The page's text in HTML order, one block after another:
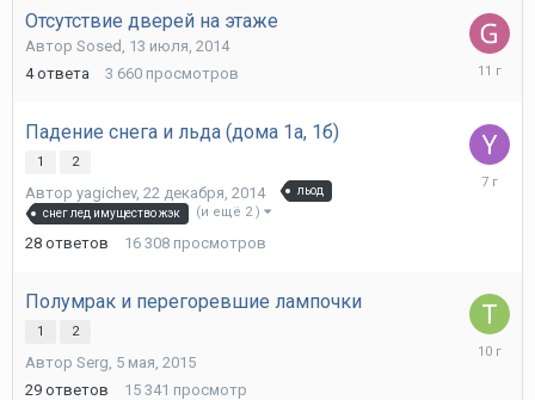
Отсутствие дверей на этаже
Автор Sosed 13 июля, 2014
4 ответа 3 660 просмотров
30
Падение снега и льда (дома 1а, 1б)
1 2
Автор yagichev, 22 декабря, 2014
льод
снег лед имущество жэк
(и ещё 2 )
28 ответов 16 308 просмотров
18
Полумрак и перегоревшие лампочки
1 2
Автор Serg 5 мая, 2015
29 ответов 15 341 просмотр
16